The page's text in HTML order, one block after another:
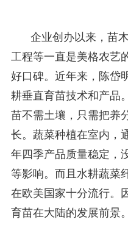
企业创办以来，苗
工程等一直是美格农艺
好口碑。近年来，陈岱
耕垂直育苗技术和产品
苗不需土壤，只需把养
长。蔬菜种植在室内，
年四季产品质量稳定，
等影响。而且水耕蔬菜
在欧美国家十分流行。
育苗在大陆的发展前景。